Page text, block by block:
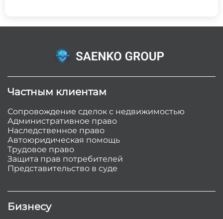
Частным клиентам
Сопровождение сделок с недвижимостью
Административное право
Наследственное право
Автоюридическая помощь
Трудовое право
Защита прав потребителей
Представительство в суде
Бизнесу